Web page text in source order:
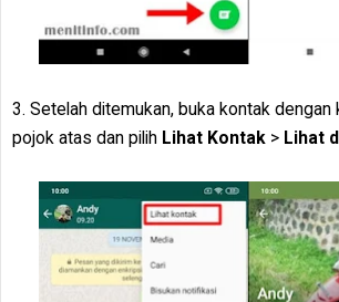
3. Setelah ditemukan, buka kontak dengan
pojok atas dan pilih Lihat Kontak > Lihat